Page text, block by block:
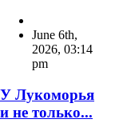
June 6th,
2026, 03:14
pm
У Лукоморья
и не только...